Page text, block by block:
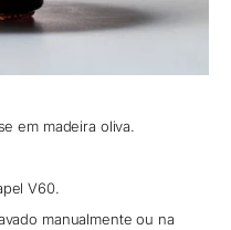
em madeira oliva.
V60.
manualmente ou na